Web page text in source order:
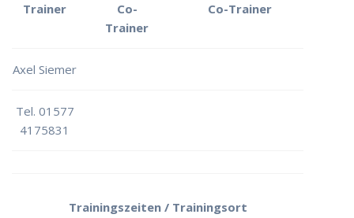
Trainer
Co-
Trainer
Co-Trainer
Axel Siemer
Tel. 01577
4175831
Trainingszeiten / Trainingsort